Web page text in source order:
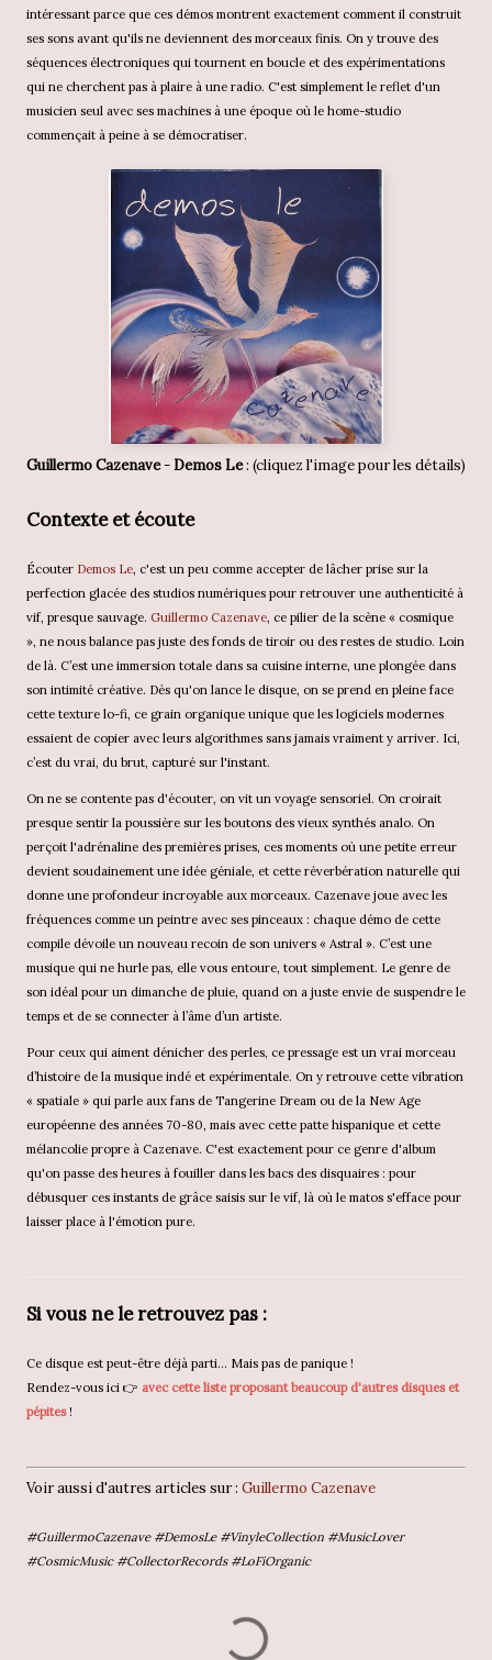
intéressant parce que ces démos montrent exactement comment il construit
ses sons avant qu'ils ne deviennent des morceaux finis. On y trouve des
séquences électroniques qui tournent en boucle et des expérimentations
qui ne cherchent pas à plaire à une radio. C'est simplement le reflet d'un
musicien seul avec ses machines à une époque où le home-studio
commençait à peine à se démocratiser.
Guillermo Cazenave-Demos Le: (cliquez l'image pour les détails)
Contexte et écoute
Écouter Demos Le, c'est un peu comme accepter de lâcher prise sur la
perfection glacée des studios numériques pour retrouver une authenticité à
vif, presque sauvage. Guillermo Cazenave, ce pilier de la scène « cosmique
», ne nous balance pas juste des fonds de tiroir ou des restes de studio. Loin
de là. C’est une immersion totale dans sa cuisine interne, une plongée dans
son intimité créative. Dès qu'on lance le disque, on se prend en pleine face
cette texture lo-fi, ce grain organique unique que les logiciels modernes
essaient de copier avec leurs algorithmes sans jamais vraiment y arriver. Ici,
c’est du vrai, du brut, capturé sur l'instant.
On ne se contente pas d'écouter, on vit un voyage sensoriel. On croirait
presque sentir la poussière sur les boutons des vieux synthés analo. On
perçoit l'adrénaline des premières prises, ces moments où une petite erreur
devient soudainement une idée géniale, et cette réverbération naturelle qui
donne une profondeur incroyable aux morceaux. Cazenave joue avec les
fréquences comme un peintre avec ses pinceaux : chaque démo de cette
compile dévoile un nouveau recoin de son univers « Astral ». C’est une
musique qui ne hurle pas, elle vous entoure, tout simplement. Le genre de
son idéal pour un dimanche de pluie, quand on a juste envie de suspendre le
temps et de se connecter à l’âme d’un artiste.
Pour ceux qui aiment dénicher des perles, ce pressage est un vrai morceau
d’histoire de la musique indé et expérimentale. On y retrouve cette vibration
« spatiale » qui parle aux fans de Tangerine Dream ou de la New Age
européenne des années 70-80, mais avec cette patte hispanique et cette
mélancolie propre à Cazenave. C'est exactement pour ce genre d'album
qu'on passe des heures à fouiller dans les bacs des disquaires : pour
débusquer ces instants de grâce saisis sur le vif, là où le matos s'efface pour
laisser place à l'émotion pure.
Si vous ne le retrouvez pas :
Ce disque est peut-être déjà parti... Mais pas de panique !
Rendez-vous ici 👉 avec cette liste proposant beaucoup d'autres disques et
pépites!
Voir aussi d'autres articles sur : Guillermo Cazenave
#GuillermoCazenave #DemosLe #VinyleCollection #MusicLover
#CosmicMusic #CollectorRecords #LoFiOrganic